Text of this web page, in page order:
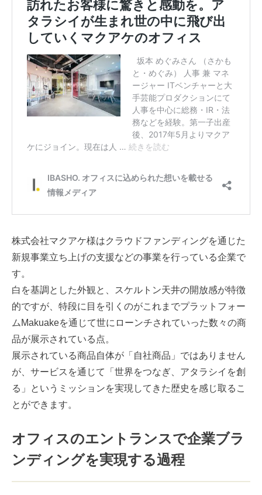
株式会社マクアケ様はクラウドファンディングを通じた
新規事業立ち上げの支援などの事業を行っている企業で
す。
白を基調とした外観と、スケルトン天井の開放感が特徴
的ですが、特段に目を引くのがこれまでプラットフォー
ムMakuakeを通じて世にローンチされていった数々の商
品が展示されている点。
展示されている商品自体が「自社商品」ではありません
が、サービスを通じて「世界をつなぎ、アタラシイを創
る」というミッションを実現してきた歴史を感じ取るこ
とができます。
オフィスのエントランスで企業ブラ
ンディングを実現する過程